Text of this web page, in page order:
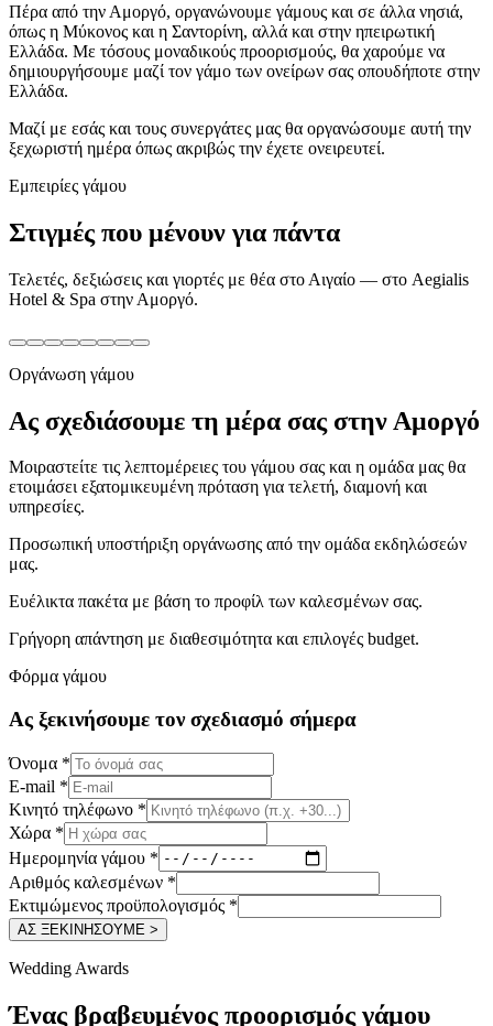
Πέρα από την Αμοργό, οργανώνουμε γάμους και σε άλλα νησιά,
όπως η Μύκονος και η Σαντορίνη, αλλά και στην ηπειρωτική
Ελλάδα. Με τόσους μοναδικούς προορισμούς, θα χαρούμε να
δημιουργήσουμε μαζί τον γάμο των ονείρων σας οπουδήποτε στην
Ελλάδα.
Μαζί με εσάς και τους συνεργάτες μας θα οργανώσουμε αυτή την
ξεχωριστή ημέρα όπως ακριβώς την έχετε ονειρευτεί.
Εμπειρίες γάμου
Στιγμές που μένουν για πάντα
Τελετές, δεξιώσεις και γιορτές με θέα στο Αιγαίο — στο Aegialis
Hotel & Spa στην Αμοργό.
Οργάνωση γάμου
Ας σχεδιάσουμε τη μέρα σας στην Αμοργό
Μοιραστείτε τις λεπτομέρειες του γάμου σας και η ομάδα μας θα
ετοιμάσει εξατομικευμένη πρόταση για τελετή, διαμονή και
υπηρεσίες.
Προσωπική υποστήριξη οργάνωσης από την ομάδα εκδηλώσεών
μας.
Ευέλικτα πακέτα με βάση το προφίλ των καλεσμένων σας.
Γρήγορη απάντηση με διαθεσιμότητα και επιλογές budget.
Φόρμα γάμου
Ας ξεκινήσουμε τον σχεδιασμό σήμερα
Όνομα *
E-mail *
Κινητό τηλέφωνο *
Χώρα *
Ημερομηνία γάμου *
Αριθμός καλεσμένων *
Εκτιμώμενος προϋπολογισμός *
ΑΣ ΞΕΚΙΝΗΣΟΥΜΕ >
Wedding Awards
Ένας βραβευμένος προορισμός γάμου